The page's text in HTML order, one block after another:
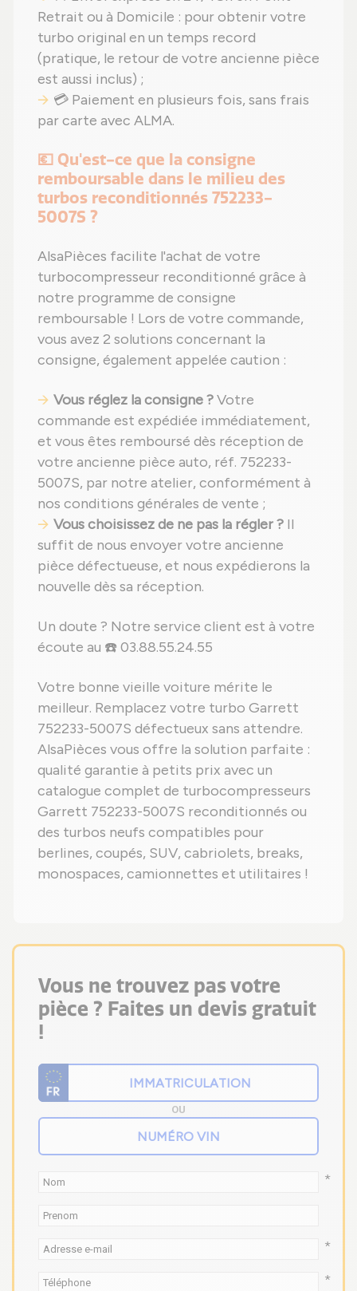
Retrait ou à Domicile : pour obtenir votre
turbo original en un temps record
(pratique, le retour de votre ancienne pièce
est aussi inclus) ;
💳 Paiement en plusieurs fois, sans frais
par carte avec ALMA.
💶 Qu'est-ce que la consigne
remboursable dans le milieu des
turbos reconditionnés 752233-
5007S ?
AlsaPièces facilite l'achat de votre
turbocompresseur reconditionné grâce à
notre programme de consigne
remboursable ! Lors de votre commande,
vous avez 2 solutions concernant la
consigne, également appelée caution :
Vous réglez la consigne ?Votre
commande est expédiée immédiatement,
et vous êtes remboursé dès réception de
votre ancienne pièce auto, réf. 752233-
5007S, par notre atelier, conformément à
nos conditions générales de vente ;
Vous choisissez de ne pas la régler ? Il
suffit de nous envoyer votre ancienne
pièce défectueuse, et nous expédierons la
nouvelle dès sa réception.
Un doute ? Notre service client est à votre
écoute au ☎️ 03.88.55.24.55
Votre bonne vieille voiture mérite le
meilleur. Remplacez votre turbo Garrett
752233-5007S défectueux sans attendre.
AlsaPièces vous offre la solution parfaite :
qualité garantie à petits prix avec un
catalogue complet de turbocompresseurs
Garrett 752233-5007S reconditionnés ou
des turbos neufs compatibles pour
berlines, coupés, SUV, cabriolets, breaks,
monospaces, camionnettes et utilitaires !
Vous ne trouvez pas votre
pièce ? Faites un devis gratuit
!
OU
*
*
*